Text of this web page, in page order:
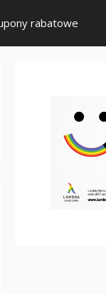
rabatowe